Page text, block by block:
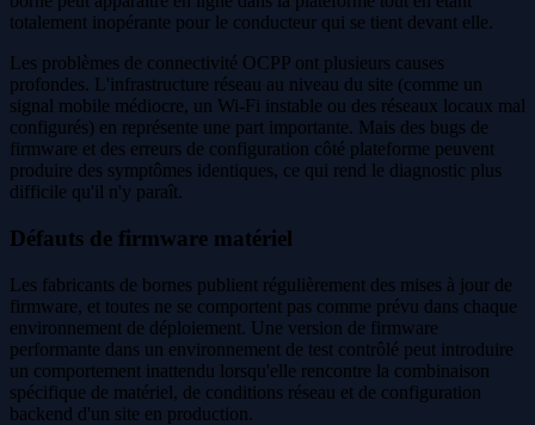
totalement inopérante pour le conducteur qui se tient devant elle.
Les problèmes de connectivité OCPP ont plusieurs causes
profondes. L'infrastructure réseau au niveau du site (comme un
signal mobile médiocre, un Wi-Fi instable ou des réseaux locaux mal
configurés) en représente une part importante. Mais des bugs de
firmware et des erreurs de configuration côté plateforme peuvent
produire des symptômes identiques, ce qui rend le diagnostic plus
difficile qu'il n'y paraît.
Défauts de firmware matériel
Les fabricants de bornes publient régulièrement des mises à jour de
firmware, et toutes ne se comportent pas comme prévu dans chaque
environnement de déploiement. Une version de firmware
performante dans un environnement de test contrôlé peut introduire
un comportement inattendu lorsqu'elle rencontre la combinaison
spécifique de matériel, de conditions réseau et de configuration
backend d'un site en production.